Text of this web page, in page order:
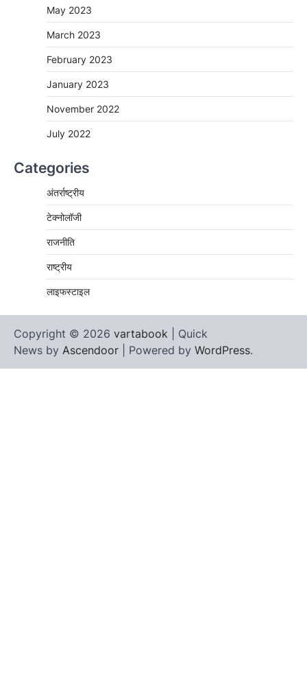
May 2023
March 2023
February 2023
January 2023
November 2022
July 2022
Categories
अंतर्राष्ट्रीय
टेक्नोलॉजी
राजनीति
राष्ट्रीय
लाइफस्टाइल
Copyright © 2026 vartabook | Quick
News by Ascendoor | Powered by WordPress.